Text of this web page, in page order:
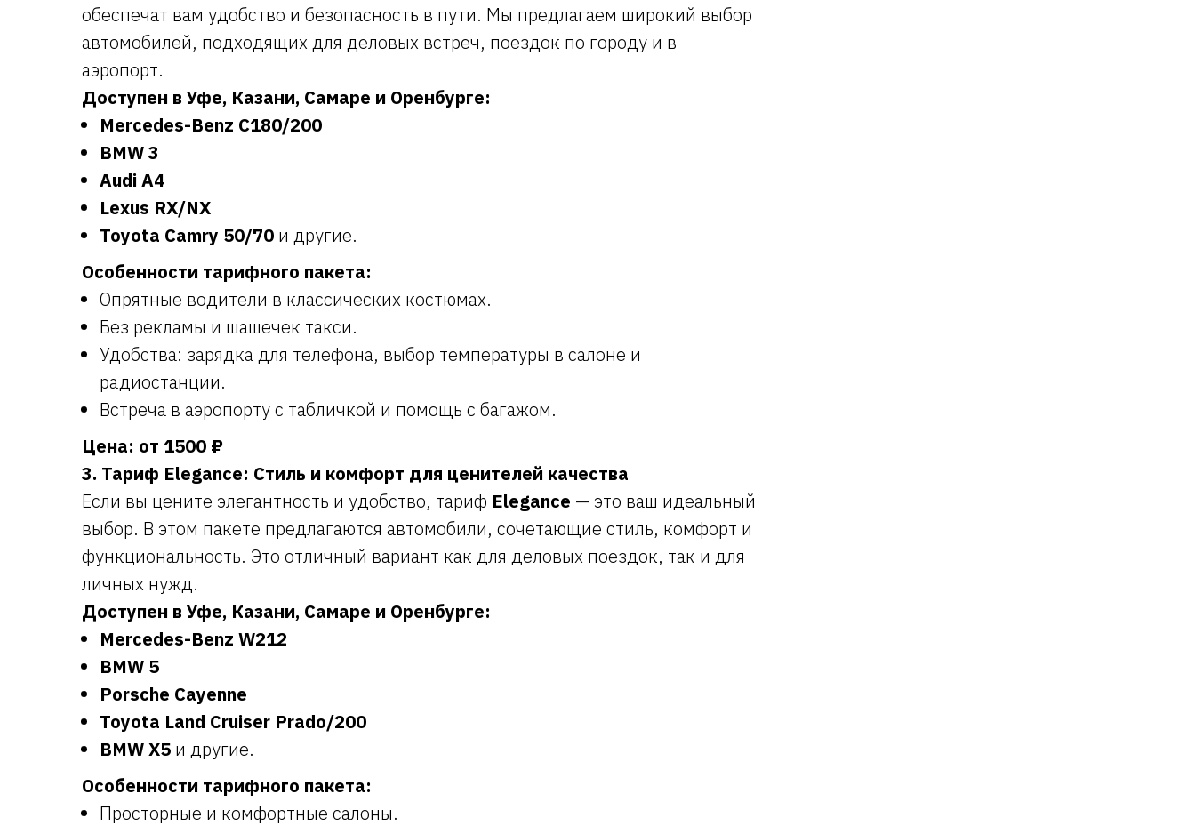
обеспечат вам удобство и безопасность в пути. Мы предлагаем широкий выбор
автомобилей, подходящих для деловых встреч, поездок по городу и в
аэропорт.
Доступен в Уфе, Казани, Самаре и Оренбурге:
Mercedes-Benz C180/200
BMW 3
Audi A4
Lexus RX/NX
Toyota Camry 50/70 и другие.
Особенности тарифного пакета:
Опрятные водители в классических костюмах.
Без рекламы и шашечек такси.
Удобства: зарядка для телефона, выбор температуры в салоне и
радиостанции.
Встреча в аэропорту с табличкой и помощь с багажом.
Цена: от 1500 ₽
3. Тариф Elegance: Стиль и комфорт для ценителей качества
Если вы цените элегантность и удобство, тариф Elegance — это ваш идеальный
выбор. В этом пакете предлагаются автомобили, сочетающие стиль, комфорт и
функциональность. Это отличный вариант как для деловых поездок, так и для
личных нужд.
Доступен в Уфе, Казани, Самаре и Оренбурге:
Mercedes-Benz W212
BMW 5
Porsche Cayenne
Toyota Land Cruiser Prado/200
BMW X5 и другие.
Особенности тарифного пакета:
Просторные и комфортные салоны.